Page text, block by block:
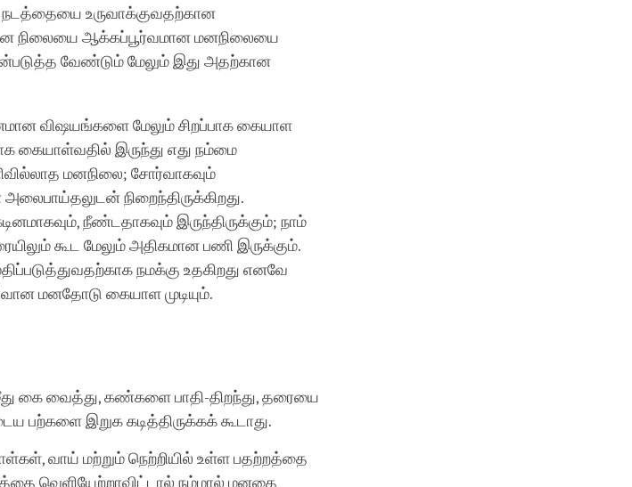
நடத்தையை உருவாக்குவதற்கான
நிலையை ஆக்கப்பூர்வமான மனநிலையை
வேண்டும் மேலும் இது அதற்கான
விஷயங்களை மேலும் சிறப்பாக கையாள
கையாள்வதில் இருந்து எது நம்மை
மனநிலை; சோர்வாகவும்
நிறைந்திருக்கிறது.
நீண்டதாகவும் இருந்திருக்கும்; நாம்
கூட மேலும் அதிகமான பணி இருக்கும்.
நமக்கு உதகிறது எனவே
மனதோடு கையாள முடியும்.
கை வைத்து, கண்களை பாதி-திறந்து, தரையை
பற்களை இறுக கடித்திருக்கக் கூடாது.
வாய் மற்றும் நெற்றியில் உள்ள பதற்றத்தை
வெளியேற்றாவிட்டால் நம்மால் மனதை